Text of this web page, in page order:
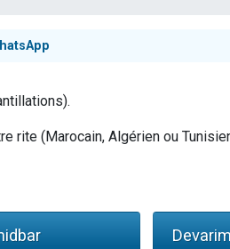
rite (Marocain, Algérien ou